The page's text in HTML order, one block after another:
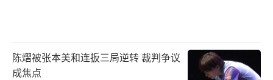
陈熠被张本美和连扳三局逆转 裁判争议
成焦点